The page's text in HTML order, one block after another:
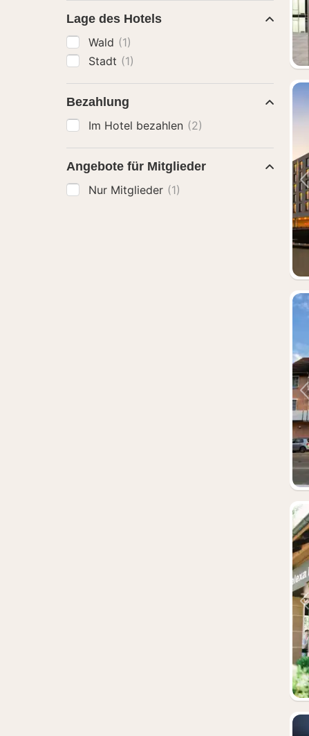
Lage des Hotels
Wald (1)
Stadt (1)
Bezahlung
Im Hotel bezahlen (2)
Angebote für Mitglieder
Nur Mitglieder (1)